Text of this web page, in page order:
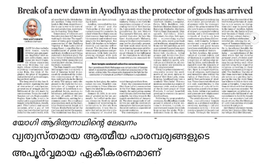
യോ​ഗി ആദിത്യനാഥിന്റെ ലേഖനം
വ്യത്യസ്തമായ ആത്മീയ പാരമ്പര്യങ്ങളുടെ
അപൂര്‍വ്വമായ ഏകീകരണമാണ്